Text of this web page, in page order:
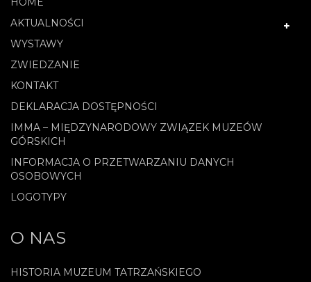
AKTUALNOŚCI
WYSTAWY
ZWIEDZANIE
KONTAKT
DEKLARACJA DOSTĘPNOŚCI
IMMA – MIĘDZYNARODOWY ZWIĄZEK MUZEÓW
GÓRSKICH
INFORMACJA O PRZETWARZANIU DANYCH
OSOBOWYCH
LOGOTYPY
O NAS
HISTORIA MUZEUM TATRZAŃSKIEGO